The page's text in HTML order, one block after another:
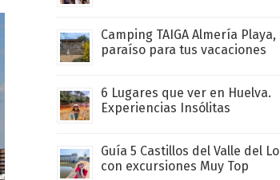
Camping TAIGA Almería Playa,
paraíso para tus vacaciones
6 Lugares que ver en Huelva.
Experiencias Insólitas
Guía 5 Castillos del Valle del
con excursiones Muy Top